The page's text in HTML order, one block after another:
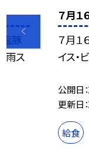
塩豚
雨ス
７月
７月１
イス・
公開日
更新日
給食